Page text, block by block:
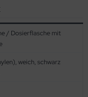
/ Dosierflasche mit
weich, schwarz